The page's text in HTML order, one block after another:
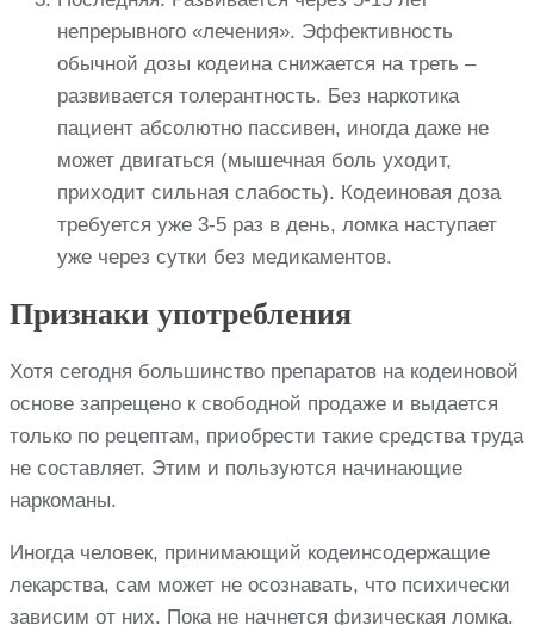
непрерывного «лечения». Эффективность
обычной дозы кодеина снижается на треть –
развивается толерантность. Без наркотика
пациент абсолютно пассивен, иногда даже не
может двигаться (мышечная боль уходит,
приходит сильная слабость). Кодеиновая доза
требуется уже 3-5 раз в день, ломка наступает
уже через сутки без медикаментов.
Признаки употребления
Хотя сегодня большинство препаратов на кодеиновой
основе запрещено к свободной продаже и выдается
только по рецептам, приобрести такие средства труда
не составляет. Этим и пользуются начинающие
наркоманы.
Иногда человек, принимающий кодеинсодержащие
лекарства, сам может не осознавать, что психически
зависим от них. Пока не начнется физическая ломка.